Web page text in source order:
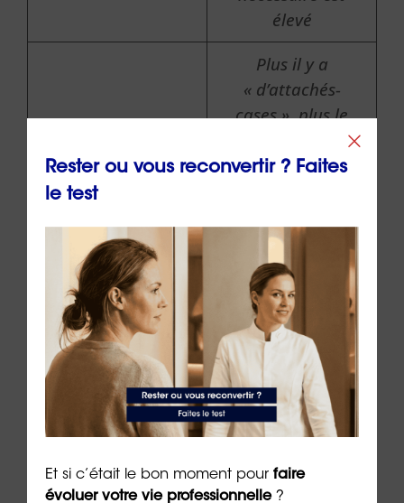
élevé
💼
Plus il y a
« d’attachés-
cases », plus le
responsabilité
💰💰💰
Plus il y a de
« sacs d’argent »,
plus le montant
de la
rémunération est
élevé
🚨
Plus il y a de
« sirènes », plus
charge mentale
Rester ou vous reconvertir ? Faites
le test
Et si c’était le bon moment pour faire
évoluer votre vie professionnelle?